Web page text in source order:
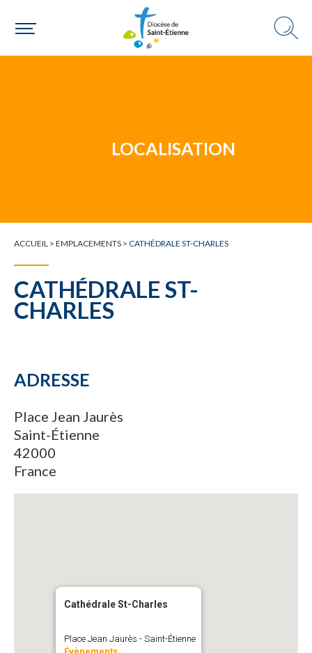
LOCALISATION
ACCUEIL > EMPLACEMENTS > CATHÉDRALE ST-CHARLES
CATHÉDRALE ST-
CHARLES
ADRESSE
Place Jean Jaurès
Saint-Étienne
42000
France
Cathédrale St-Charles
Place Jean Jaurès - Saint-Étienne